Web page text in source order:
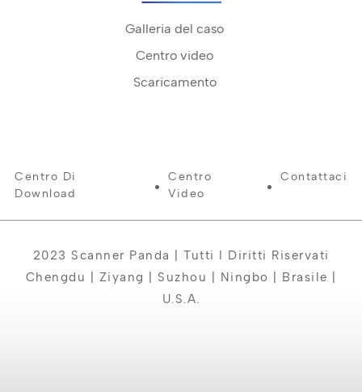
Galleria del caso
Centro video
Scaricamento
Centro Di
Download
Centro
Video
Contattaci
2023 Scanner Panda | Tutti I Diritti Riservati
Chengdu | Ziyang | Suzhou | Ningbo | Brasile |
U.S.A.